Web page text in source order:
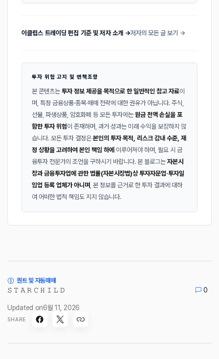
이클립스 트레이딩 편집 기준 및 저자 소개 →저자의 모든 글 보기 →
투자 위험 고지 및 면책조항
본 콘텐츠는 투자 정보 제공을 목적으로 한 일반적인 참고 자료이
며, 특정 금융상품·종목·매매 전략에 대한 권유가 아닙니다. 주식,
선물, 파생상품, 암호화폐 등 모든 투자에는 원금 전액 손실을 포
함한 투자 위험이 존재하며, 과거 성과는 미래 수익을 보장하지 않
습니다. 모든 투자 결정은본인의 투자 목적, 리스크 감내 수준, 재
정 상황을 고려하여 본인 책임 하에 이루어져야 하며, 필요 시 금
융투자 전문가의 조언을 구하시기 바랍니다. 본 블로그는 자본시
장과 금융투자업에 관한 법률(자본시장법)상 투자자문업·투자일
임업 등록 업체가 아니며 , 본 정보를 근거로 한 투자 결과에 대하
여 어떠한 법적 책임도 지지 않습니다.
퀀트 및 자동매매
𝚂 𝚃 𝙰 𝚁 𝙲 𝙷 𝙸 𝙻 𝙳 0
Updated on6월 11, 2026
SHARE